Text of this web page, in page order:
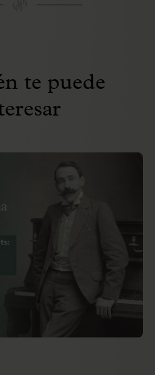
te puede